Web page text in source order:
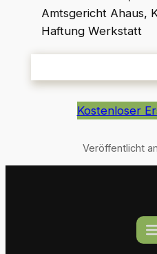
Amtsgericht Ahaus,
Haftung Werkstatt
Kostenloser
Veröffentlicht